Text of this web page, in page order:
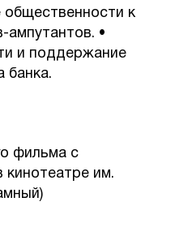
общественности к
ампутантов. •
и поддержание
банка.
фильма с
им.